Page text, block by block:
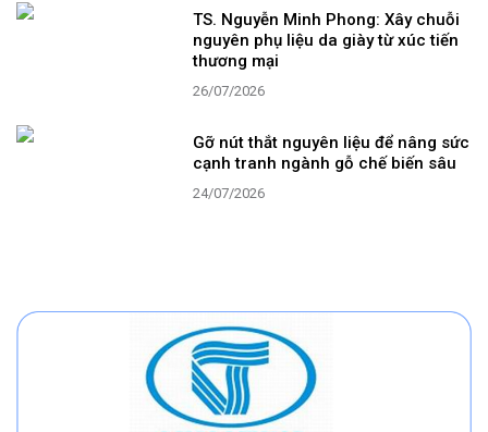
TS. Nguyễn Minh Phong: Xây chuỗi
nguyên phụ liệu da giày từ xúc tiến
thương mại
26/07/2026
Gỡ nút thắt nguyên liệu để nâng sức
cạnh tranh ngành gỗ chế biến sâu
24/07/2026